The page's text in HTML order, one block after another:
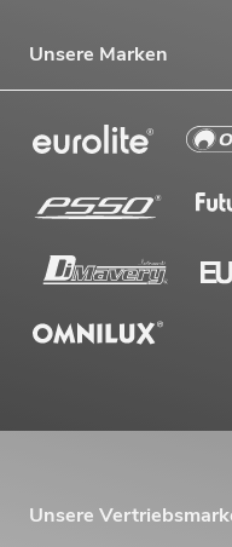
Unsere Marken
Unsere